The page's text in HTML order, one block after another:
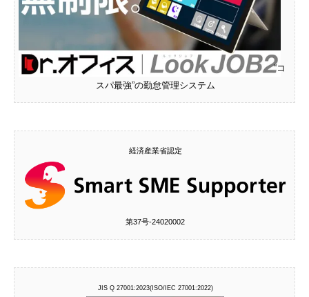
“コ
スパ最強”の勤怠管理システム
経済産業省認定
第37号‐24020002
JIS Q 27001:2023(ISO/IEC 27001:2022)